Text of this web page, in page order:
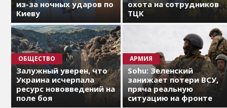
из-за ночных ударов по
Киеву
охота на сотрудников
ТЦК
ОБЩЕСТВО
Залужный уверен, что
Украина исчерпала
ресурс нововведений на
поле боя
АРМИЯ
Sohu: Зеленский
занижает потери ВСУ,
пряча реальную
ситуацию на фронте